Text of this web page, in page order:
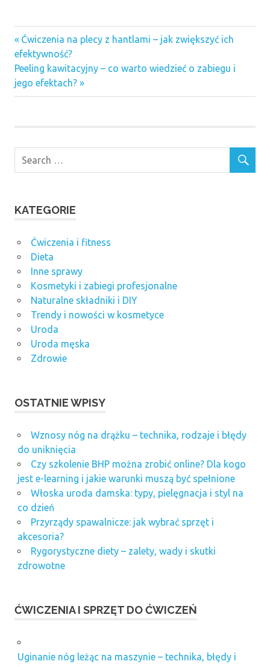
Nawigacja
wpisu
Previous
Post:
Ćwiczenia na plecy z hantlami – jak zwiększyć ich
efektywność?
Next
Post:
Peeling kawitacyjny – co warto wiedzieć o zabiegu i
jego efektach?
KATEGORIE
Ćwiczenia i fitness
Dieta
Inne sprawy
Kosmetyki i zabiegi profesjonalne
Naturalne składniki i DIY
Trendy i nowości w kosmetyce
Uroda
Uroda męska
Zdrowie
OSTATNIE WPISY
Wznosy nóg na drążku – technika, rodzaje i błędy
do uniknięcia
Czy szkolenie BHP można zrobić online? Dla kogo
jest e-learning i jakie warunki muszą być spełnione
Włoska uroda damska: typy, pielęgnacja i styl na
co dzień
Przyrządy spawalnicze: jak wybrać sprzęt i
akcesoria?
Rygorystyczne diety – zalety, wady i skutki
zdrowotne
ĆWICZENIA I SPRZĘT DO ĆWICZEŃ
Uginanie nóg leżąc na maszynie – technika, błędy i